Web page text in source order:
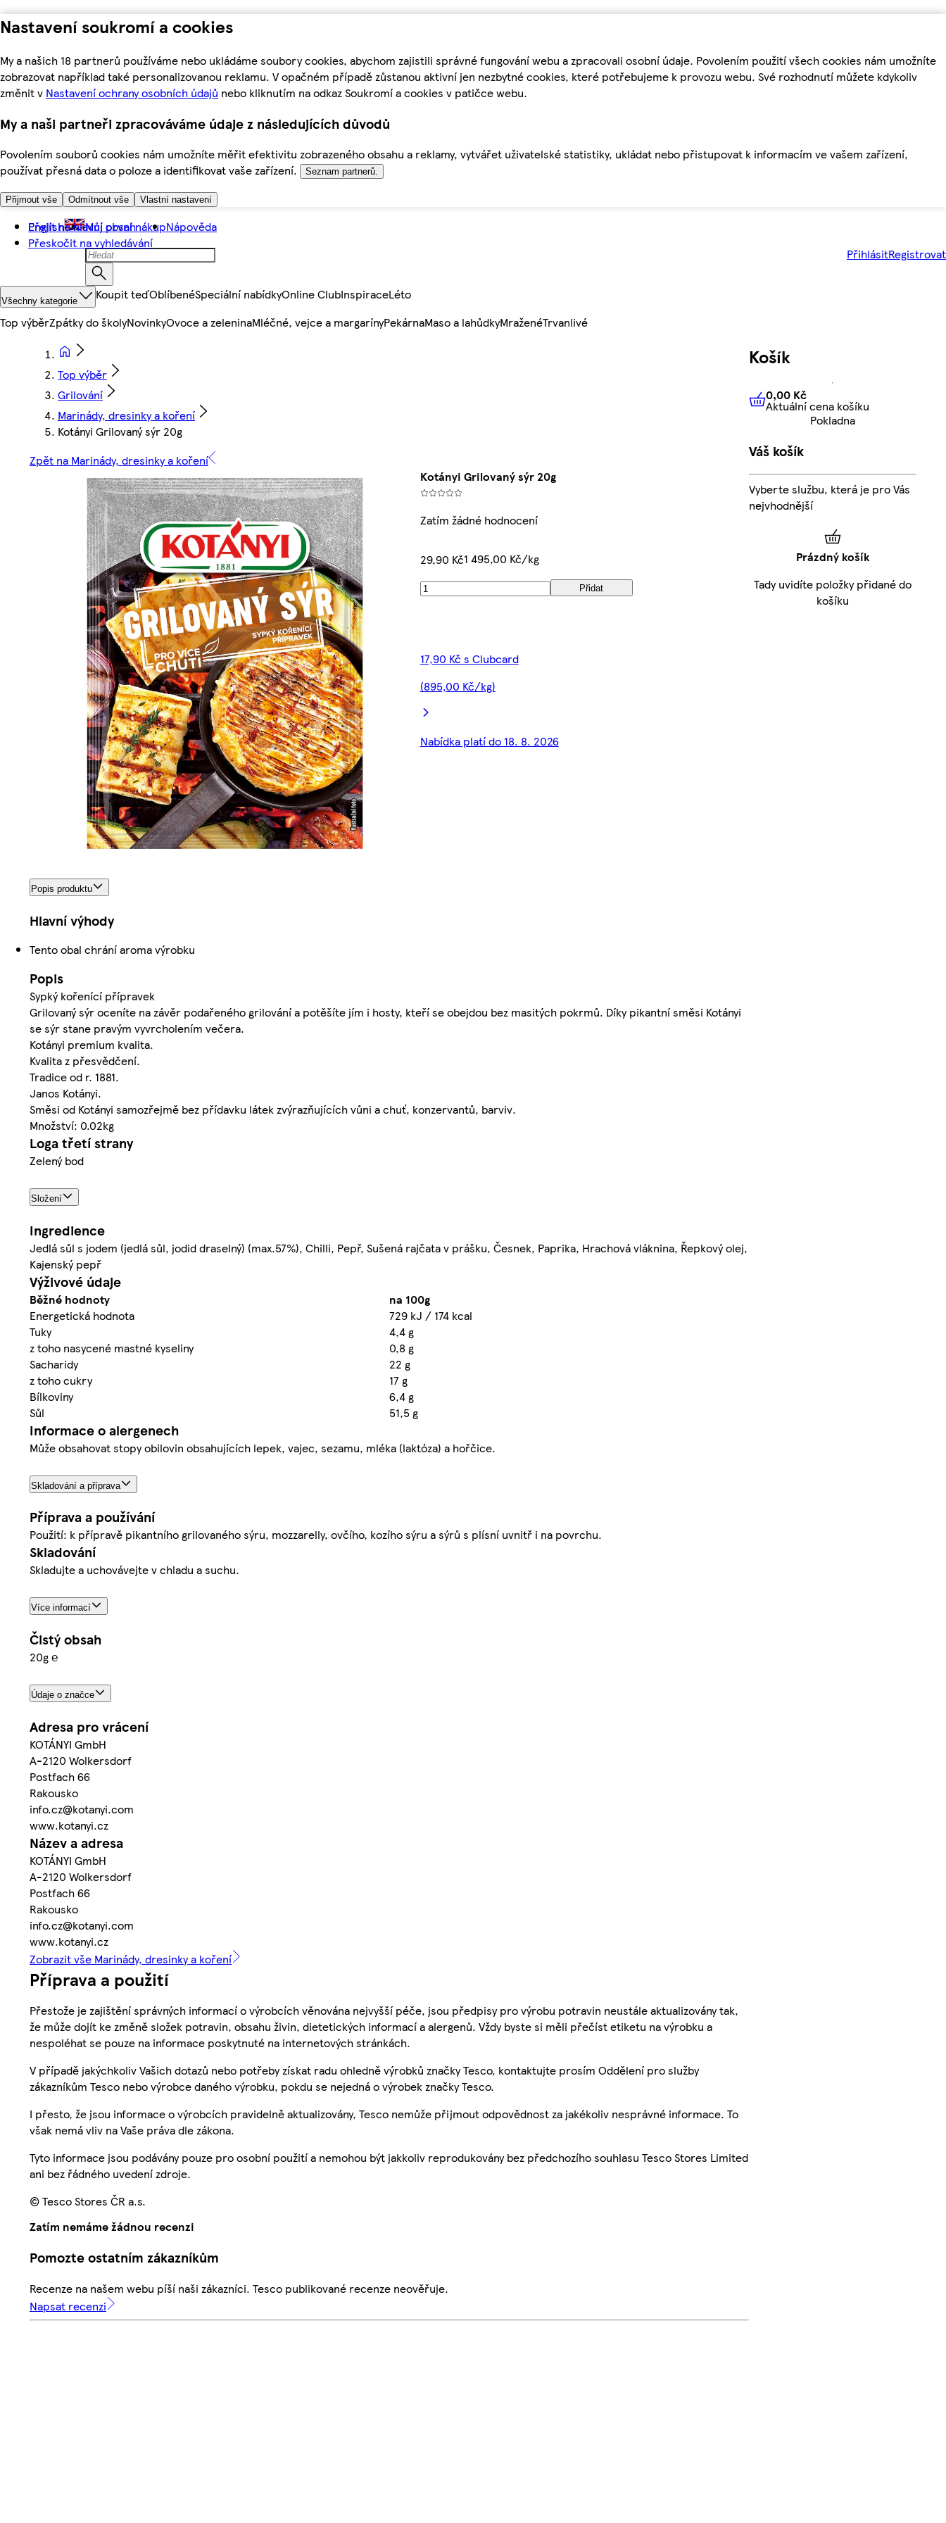
Nastavení soukromí a cookies
My a našich 18 partnerů používáme nebo ukládáme soubory cookies, abychom zajistili správné fungování webu a zpracovali osobní údaje. Povolením použití všech cookies nám umožníte
zobrazovat například také personalizovanou reklamu. V opačném případě zůstanou aktivní jen nezbytné cookies, které potřebujeme k provozu webu. Své rozhodnutí můžete kdykoliv
změnit v Nastavení ochrany osobních údajů nebo kliknutím na odkaz Soukromí a cookies v patičce webu.
My a naši partneři zpracováváme údaje z následujících důvodů
Povolením souborů cookies nám umožníte měřit efektivitu zobrazeného obsahu a reklamy, vytvářet uživatelské statistiky, ukládat nebo přistupovat k informacím ve vašem zařízení,
používat přesná data o poloze a identifikovat vaše zařízení.
Seznam partnerů.
Přijmout vše Odmítnout vše Vlastní nastavení
Přejít na hlavní obsah
Přeskočit na vyhledávání
English Můj první nákupNápověda
PřihlásitRegistrovat
Všechny kategorie Koupit teďOblíbenéSpeciální nabídkyOnline ClubInspiraceLéto
Top výběrZpátky do školyNovinkyOvoce a zeleninaMléčné, vejce a margarínyPekárnaMaso a lahůdkyMraženéTrvanlivé
Top výběr
Grilování
Marinády, dresinky a koření
Kotányi Grilovaný sýr 20g
Zpět na Marinády, dresinky a koření
Kotányi Grilovaný sýr 20g
Zatím žádné hodnocení
29,90 Kč1 495,00 Kč/kg
Přidat
17,90 Kč s Clubcard
(895,00 Kč/kg)
Nabídka platí do 18. 8. 2026
Popis produktu
Hlavní výhody
Tento obal chrání aroma výrobku
Popis
Sypký kořenící přípravek
Grilovaný sýr oceníte na závěr podařeného grilování a potěšíte jím i hosty, kteří se obejdou bez masitých pokrmů. Díky pikantní směsi Kotányi
se sýr stane pravým vyvrcholením večera.
Kotányi premium kvalita.
Kvalita z přesvědčení.
Tradice od r. 1881.
Janos Kotányi.
Směsi od Kotányi samozřejmě bez přídavku látek zvýrazňujících vůni a chuť, konzervantů, barviv.
Množství: 0.02kg
Loga třetí strany
Zelený bod
Složení
Ingredience
Jedlá sůl s jodem (jedlá sůl, jodid draselný) (max.57%), Chilli, Pepř, Sušená rajčata v prášku, Česnek, Paprika, Hrachová vláknina, Řepkový olej,
Kajenský pepř
Výživové údaje
Běžné hodnoty
na 100g
Energetická hodnota
729 kJ / 174 kcal
Tuky
4,4 g
z toho nasycené mastné kyseliny
0,8 g
Sacharidy
22 g
z toho cukry
17 g
Bílkoviny
6,4 g
Sůl
51,5 g
Informace o alergenech
Může obsahovat stopy obilovin obsahujících lepek, vajec, sezamu, mléka (laktóza) a hořčice.
Skladování a příprava
Příprava a používání
Použití: k přípravě pikantního grilovaného sýru, mozzarelly, ovčího, kozího sýru a sýrů s plísní uvnitř i na povrchu.
Skladování
Skladujte a uchovávejte v chladu a suchu.
Více informací
Čistý obsah
20g ℮
Údaje o značce
Adresa pro vrácení
KOTÁNYI GmbH
A-2120 Wolkersdorf
Postfach 66
Rakousko
info.cz@kotanyi.com
www.kotanyi.cz
Název a adresa
KOTÁNYI GmbH
A-2120 Wolkersdorf
Postfach 66
Rakousko
info.cz@kotanyi.com
www.kotanyi.cz
Zobrazit vše Marinády, dresinky a koření
Příprava a použití
Přestože je zajištění správných informací o výrobcích věnována nejvyšší péče, jsou předpisy pro výrobu potravin neustále aktualizovány tak,
že může dojít ke změně složek potravin, obsahu živin, dietetických informací a alergenů. Vždy byste si měli přečíst etiketu na výrobku a
nespoléhat se pouze na informace poskytnuté na internetových stránkách.
V případě jakýchkoliv Vašich dotazů nebo potřeby získat radu ohledně výrobků značky Tesco, kontaktujte prosím Oddělení pro služby
zákazníkům Tesco nebo výrobce daného výrobku, pokdu se nejedná o výrobek značky Tesco.
I přesto, že jsou informace o výrobcích pravidelně aktualizovány, Tesco nemůže přijmout odpovědnost za jakékoliv nesprávné informace. To
však nemá vliv na Vaše práva dle zákona.
Tyto informace jsou podávány pouze pro osobní použití a nemohou být jakkoliv reprodukovány bez předchozího souhlasu Tesco Stores Limited
ani bez řádného uvedení zdroje.
© Tesco Stores ČR a.s.
Zatím nemáme žádnou recenzi
Pomozte ostatním zákazníkům
Recenze na našem webu píší naši zákazníci. Tesco publikované recenze neověřuje.
Napsat recenzi
Košík
0,00 KčAktuální cena košíku
0,00 Kč
Aktuální cena košíku
Pokladna
Váš košík
Vyberte službu, která je pro Vás
nejvhodnější
Prázdný košík
Tady uvidíte položky přidané do
košíku